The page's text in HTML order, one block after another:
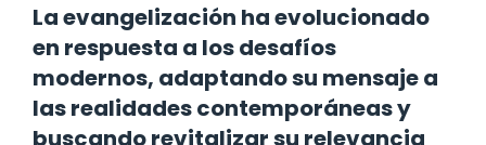
La evangelización ha evolucionado
en respuesta a los desafíos
modernos, adaptando su mensaje a
las realidades contemporáneas y
buscando revitalizar su relevancia